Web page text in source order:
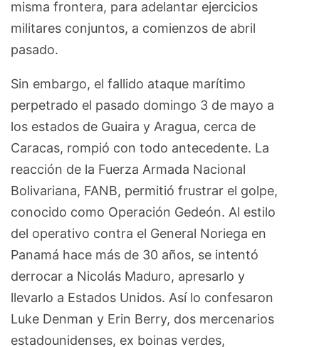
misma frontera, para adelantar ejercicios
militares conjuntos, a comienzos de abril
pasado.
Sin embargo, el fallido ataque marítimo
perpetrado el pasado domingo 3 de mayo a
los estados de Guaira y Aragua, cerca de
Caracas, rompió con todo antecedente. La
reacción de la Fuerza Armada Nacional
Bolivariana, FANB, permitió frustrar el golpe,
conocido como Operación Gedeón. Al estilo
del operativo contra el General Noriega en
Panamá hace más de 30 años, se intentó
derrocar a Nicolás Maduro, apresarlo y
llevarlo a Estados Unidos. Así lo confesaron
Luke Denman y Erin Berry, dos mercenarios
estadounidenses, ex boinas verdes,